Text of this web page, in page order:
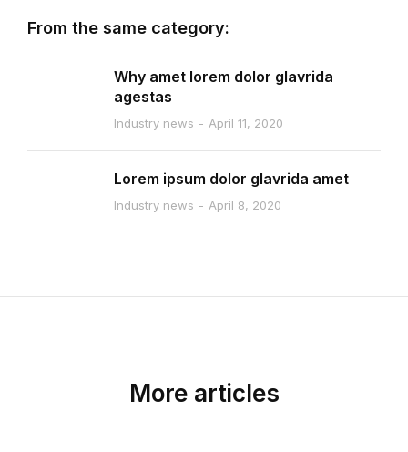
From the same category:
Why amet lorem dolor glavrida
agestas
Industry news April 11, 2020
Lorem ipsum dolor glavrida amet
Industry news April 8, 2020
More articles